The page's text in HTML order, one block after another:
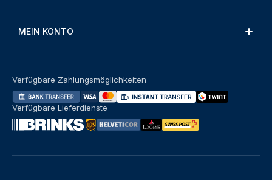
MEIN KONTO
Verfügbare Zahlungsmöglichkeiten
Verfügbare Lieferdienste